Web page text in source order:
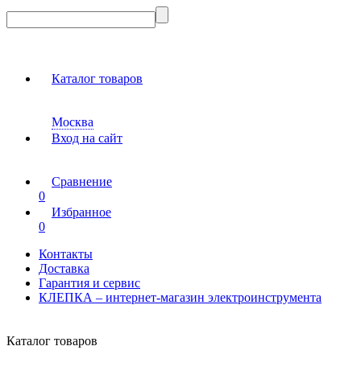
Каталог товаров
Москва
Вход на сайт
Сравнение
0
Избранное
0
Контакты
Доставка
Гарантия и сервис
КЛЕПКА – интернет-магазин электроинструмента
Каталог товаров